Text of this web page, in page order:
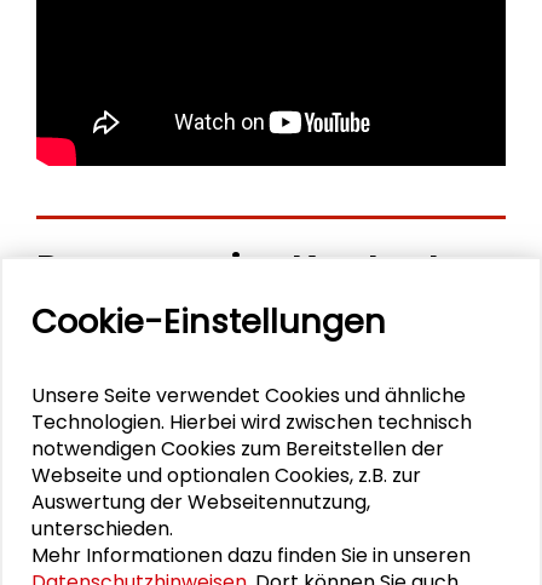
Personen im Kontext
Franz-Xaver Kaufmann
Ralf Dahrendorf
Klaus von Beyme
Uwe Schneidewind
Anja Mihr
Cookie-Einstellungen
Unsere Seite verwendet Cookies und ähnliche
Technologien. Hierbei wird zwischen technisch
notwendigen Cookies zum Bereitstellen der
Webseite und optionalen Cookies, z.B. zur
Auswertung der Webseitennutzung,
unterschieden.
Mehr Informationen dazu finden Sie in unseren